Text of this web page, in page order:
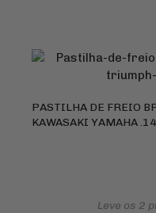
PASTILHA DE FREIO
KAWASAKI YAMAHA
Leve os 2